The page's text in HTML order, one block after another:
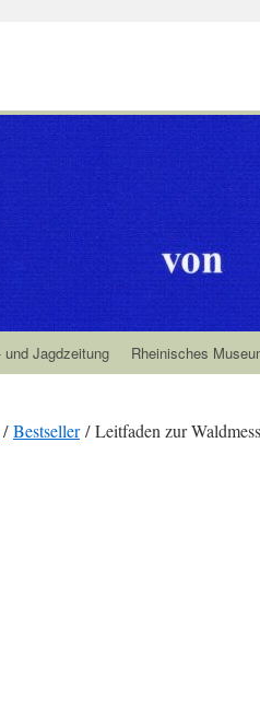
Jagdzeitung Rheinisches
/Bestseller/ Leitfaden zur